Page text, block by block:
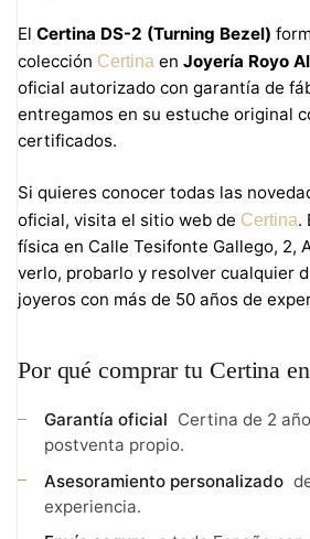
El Certina DS-2 (Turning Bezel)
colección Certina en Joyería Royo
oficial autorizado con garantía de
entregamos en su estuche original
certificados.
Si quieres conocer todas las
oficial, visita el sitio web de Certina.
física en Calle Tesifonte Gallego, 2,
verlo, probarlo y resolver cualquier
joyeros con más de 50 años de
Por qué comprar tu Certina
Garantía oficial Certina de 2
postventa propio.
Asesoramiento personalizado
experiencia.